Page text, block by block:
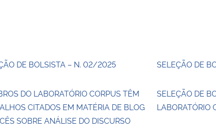
DE BOLSISTA – N. 02/2025 SELEÇÃO DE
DO LABORATÓRIO CORPUS TÊM
CITADOS EM MATÉRIA DE BLOG
SOBRE ANÁLISE DO DISCURSO
SELEÇÃO DE
LABORATÓRIO